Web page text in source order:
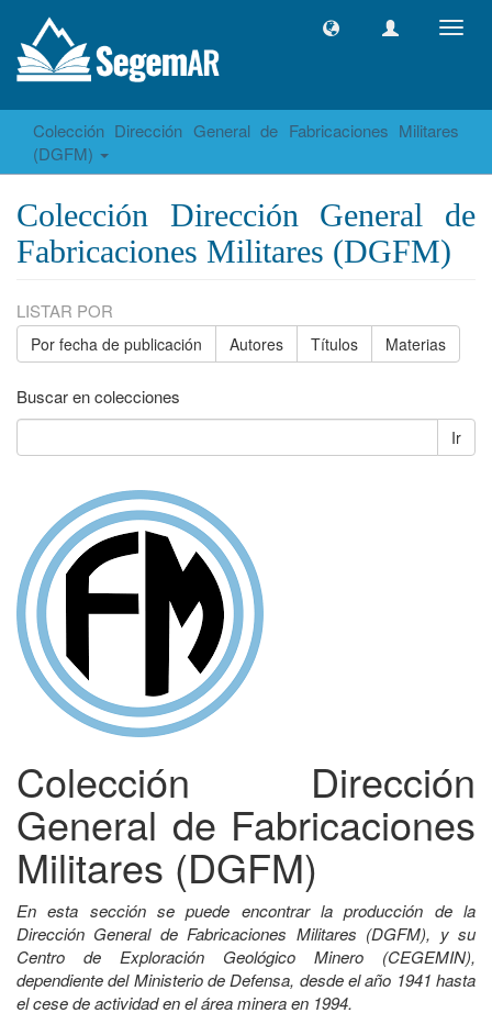
Colección Dirección General de Fabricaciones Militares
(DGFM)
Colección Dirección General de
Fabricaciones Militares (DGFM)
LISTAR POR
Por fecha de publicación Autores Títulos Materias
Buscar en colecciones
Ir
Colección Dirección
General de Fabricaciones
Militares (DGFM)
En esta sección se puede encontrar la producción de la
Dirección General de Fabricaciones Militares (DGFM), y su
Centro de Exploración Geológico Minero (CEGEMIN),
dependiente del Ministerio de Defensa, desde el año 1941 hasta
el cese de actividad en el área minera en 1994.